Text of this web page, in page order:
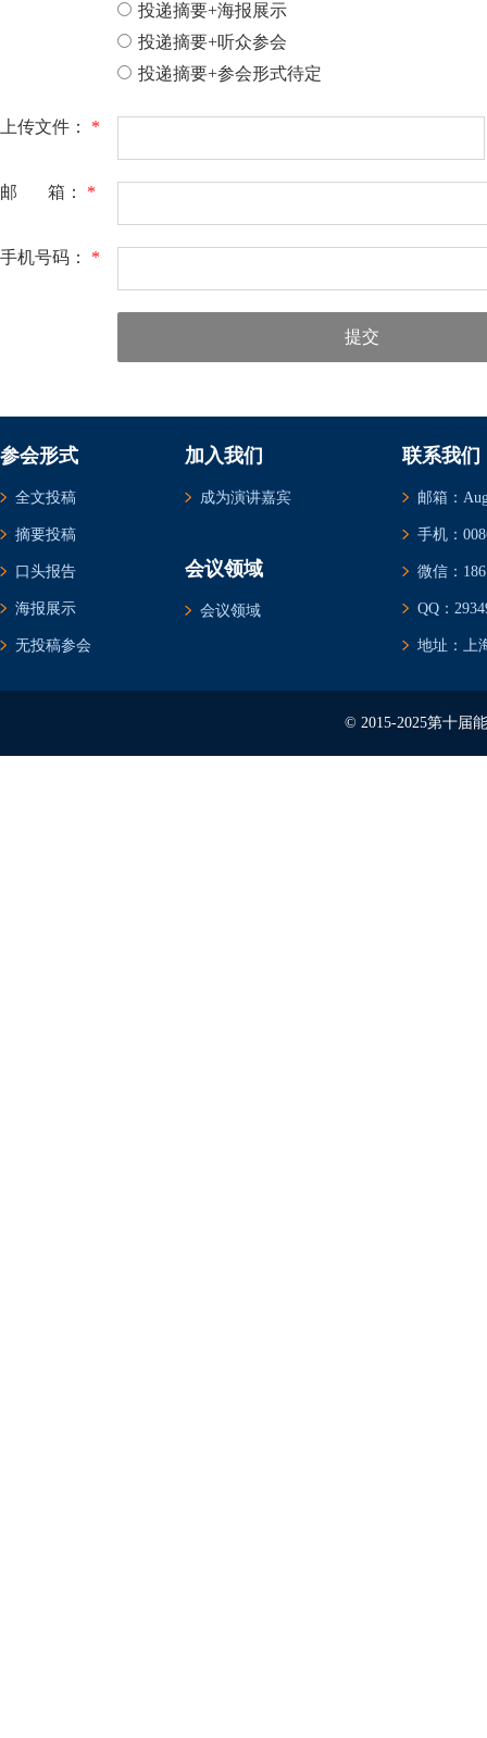
投递摘要+海报展示
投递摘要+听众参会
投递摘要+参会形式待定
上传文件： *
邮 箱： *
手机号码： *
提交
参会形式
全文投稿
摘要投稿
口头报告
海报展示
无投稿参会
加入我们
成为演讲嘉宾
会议领域
会议领域
联系我们
邮箱：
手机：
微信：
QQ：
地址：上
© 2015-2025第十届